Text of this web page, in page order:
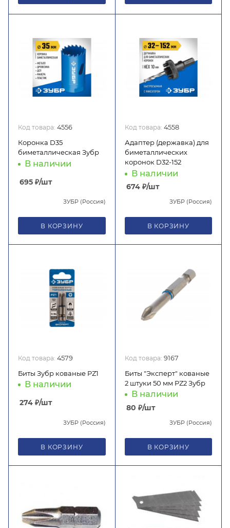
Код товара: 4556
Коронка D35
биметаллическая Зубр
В наличии
695 ₽/шт
ЗУБР (Россия)
В КОРЗИНУ
Код товара: 4558
Адаптер (державка) для
биметаллических
коронок D32-152
В наличии
674₽/шт
ЗУБР (Россия)
В КОРЗИНУ
Код товара: 4579
Биты Зубр кованые PZ1
В наличии
274 ₽/шт
ЗУБР (Россия)
В КОРЗИНУ
Код товара: 9167
Биты "Эксперт" кованые
2 штуки 50 мм PZ2 Зубр
В наличии
80 ₽/шт
ЗУБР (Россия)
В КОРЗИНУ